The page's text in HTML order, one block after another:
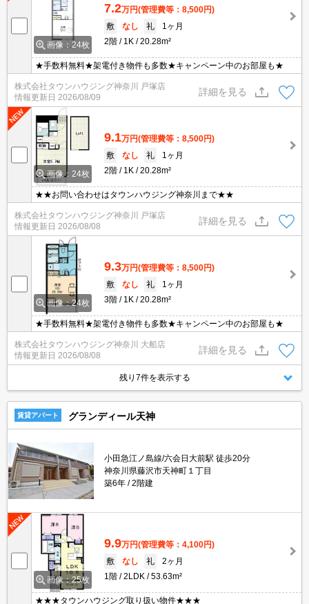
画像：24枚
7.2万円(管理費等：8,500円)
敷
なし 礼
1ヶ月
2階
1K 20.28m²
★手数料無料★架電付き物件も多数★キャンペーン中のお部屋も★
株式会社タウンハウジング神奈川 戸塚店
情報更新日 2026/08/09
詳細を見る
画像：24枚
9.1万円(管理費等：8,500円)
敷
なし 礼
1ヶ月
2階
1K 20.28m²
★★お問い合わせはタウンハウジング神奈川まで★★
株式会社タウンハウジング神奈川 戸塚店
情報更新日 2026/08/08
詳細を見る
画像：24枚
9.3万円(管理費等：8,500円)
敷
なし 礼
1ヶ月
3階
1K 20.28m²
★手数料無料★架電付き物件も多数★キャンペーン中のお部屋も★
株式会社タウンハウジング神奈川 大船店
情報更新日 2026/08/08
詳細を見る
残り7件を表示する
賃貸アパート グランディール天神
小田急江ノ島線/六会日大前駅 徒歩20分
神奈川県藤沢市天神町１丁目
築6年
2階建
画像：25枚
9.9万円(管理費等：4,100円)
敷
なし 礼
2ヶ月
1階
2LDK 53.63m²
★★★タウンハウジング取り扱い物件★★★